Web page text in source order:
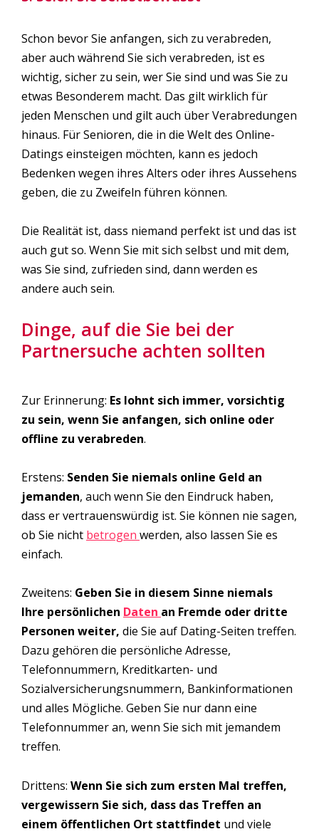
Schon bevor Sie anfangen, sich zu verabreden,
aber auch während Sie sich verabreden, ist es
wichtig, sicher zu sein, wer Sie sind und was Sie zu
etwas Besonderem macht. Das gilt wirklich für
jeden Menschen und gilt auch über Verabredungen
hinaus. Für Senioren, die in die Welt des Online-
Datings einsteigen möchten, kann es jedoch
Bedenken wegen ihres Alters oder ihres Aussehens
geben, die zu Zweifeln führen können.
Die Realität ist, dass niemand perfekt ist und das ist
auch gut so. Wenn Sie mit sich selbst und mit dem,
was Sie sind, zufrieden sind, dann werden es
andere auch sein.
Dinge, auf die Sie bei der
Partnersuche achten sollten
Zur Erinnerung: Es lohnt sich immer, vorsichtig
zu sein, wenn Sie anfangen, sich online oder
offline zu verabreden.
Erstens: Senden Sie niemals online Geld an
jemanden, auch wenn Sie den Eindruck haben,
dass er vertrauenswürdig ist. Sie können nie sagen,
ob Sie nicht betrogen werden, also lassen Sie es
einfach.
Zweitens: Geben Sie in diesem Sinne niemals
Ihre persönlichen Daten an Fremde oder dritte
Personen weiter, die Sie auf Dating-Seiten treffen.
Dazu gehören die persönliche Adresse,
Telefonnummern, Kreditkarten- und
Sozialversicherungsnummern, Bankinformationen
und alles Mögliche. Geben Sie nur dann eine
Telefonnummer an, wenn Sie sich mit jemandem
treffen.
Drittens: Wenn Sie sich zum ersten Mal treffen,
vergewissern Sie sich, dass das Treffen an
einem öffentlichen Ort stattfindet und viele